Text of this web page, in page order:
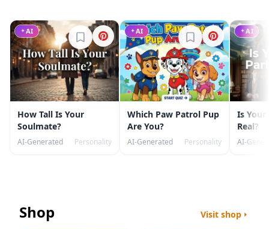
AI
Sign in to bookmark
How Tall Is Your
Soulmate?
AI-Generated Personality
AI
Sign in to bookmark
Which Paw Patrol Pup
Are You?
AI-Generated Personality
AI
Is
Real?
AI-
Shop Visit shop